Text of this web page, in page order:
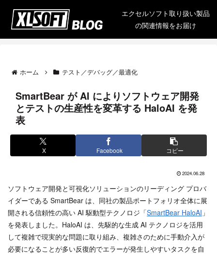
エクセルソフト取り扱い製品
の関連情報をお届け
ホーム テスト／デバッグ／最適化
SmartBear が AI によりソフトウェア開発
とテストの生産性を変革する HaloAI を発
表
X Facebook コピー
2024.06.28
ソフトウェア開発と可視化ソリューションのリーディング プロバ
イダーである SmartBear は、同社の製品ポートフォリオ全体に展
開される信頼性の高い AI 駆動型テクノロジ「SmartBear HaloAI 」
を発表しました。HaloAI は、先駆的な生成 AI テクノロジを活用
して複雑で現実的な問題に取り組み、複雑さのために手動介入が
必要になることが多い反復的でエラーが発生しやすいタスクを自